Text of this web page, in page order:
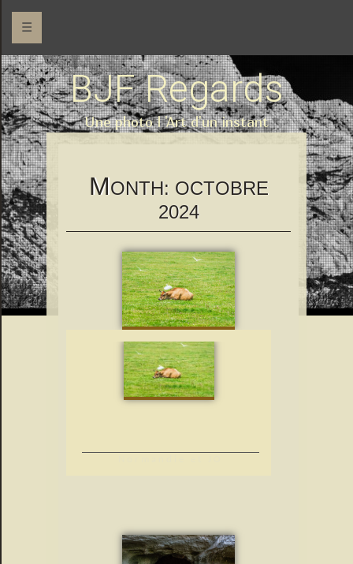
☰
BJF Regards
Une photo l 'Art d'un instant
MONTH: OCTOBRE
2024